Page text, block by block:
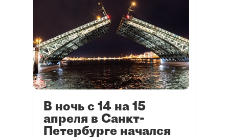
В ночь с 14 на 15
апреля в Санкт-
Петербурге начался